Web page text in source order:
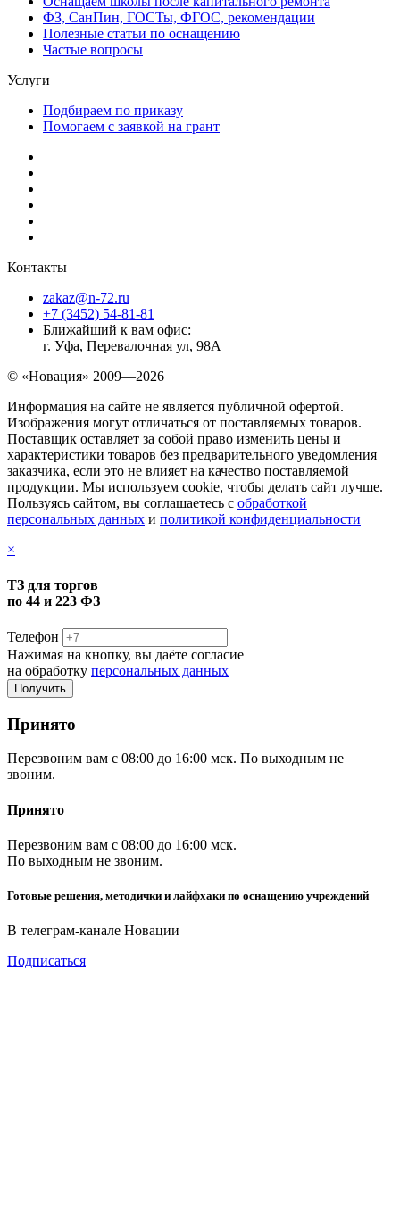
ФЗ, СанПин, ГОСТы, ФГОС, рекомендации
Полезные статьи по оснащению
Частые вопросы
Услуги
Подбираем по приказу
Помогаем с заявкой на грант
Контакты
zakaz@n-72.ru
+7 (3452) 54-81-81
Ближайший к вам офис:
г. Уфа, Перевалочная ул, 98А
© «Новация» 2009—2026
Информация на сайте не является публичной офертой.
Изображения могут отличаться от поставляемых товаров.
Поставщик оставляет за собой право изменить цены и
характеристики товаров без предварительного уведомления
заказчика, если это не влияет на качество поставляемой
продукции. Мы используем cookie, чтобы делать сайт лучше.
Пользуясь сайтом, вы соглашаетесь с обработкой
персональных данных и политикой конфиденциальности
×
ТЗ для торгов
по 44 и 223 ФЗ
Телефон
Нажимая на кнопку, вы даёте согласие
на обработку персональных данных
Принято
Перезвоним вам с 08:00 до 16:00 мск. По выходным не
звоним.
Принято
Перезвоним вам с 08:00 до 16:00 мск.
По выходным не звоним.
Готовые решения, методички и лайфхаки по оснащению учреждений
В телеграм-канале Новации
Подписаться